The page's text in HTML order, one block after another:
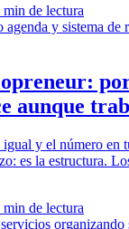
min de lectura
aunque
y el número en
es la estructura.
min de lectura